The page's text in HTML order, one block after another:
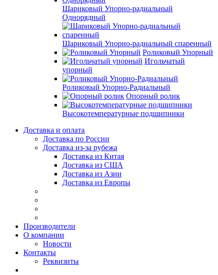
Шариковый Упорно-радиальный
Однорядный
Шариковый Упорно-радиальный спаренный
Роликовый Упорный
Игольчатый
упорный
Роликовый Упорно-Радиальный
Опорный ролик
Высокотемпературные подшипники
Доставка и оплата
Доставка по России
Доставка из-за рубежа
Доставка из Китая
Доставка из США
Доставка из Азии
Доставка из Европы
Производители
О компании
Новости
Контакты
Реквизиты